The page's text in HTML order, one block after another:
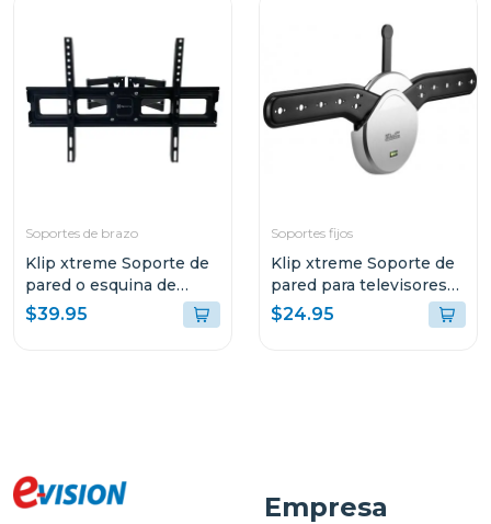
Soportes de brazo
Klip xtreme Soporte de
pared o esquina de
brazo extensible 32"
hasta 65" KPM935
$39.95
Soportes fijos
Klip xtreme Soporte de
pared para televisores
desde 37" hasta 70" 755
$24.95
Empresa